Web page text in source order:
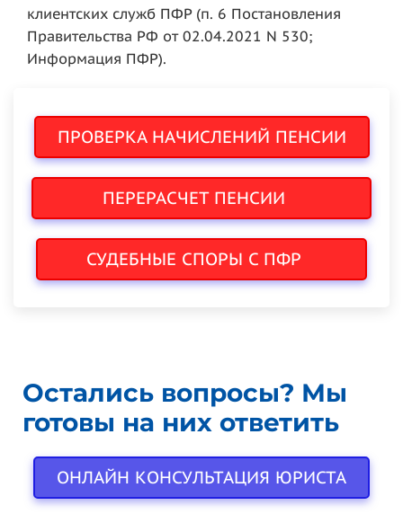
клиентских служб ПФР (п. 6 Постановления
Правительства РФ от 02.04.2021 N 530;
Информация ПФР).
ПРОВЕРКА НАЧИСЛЕНИЙ ПЕНСИИ
ПЕРЕРАСЧЕТ ПЕНСИИ
СУДЕБНЫЕ СПОРЫ С ПФР
Остались вопросы? Мы
готовы на них ответить
ОНЛАЙН КОНСУЛЬТАЦИЯ ЮРИСТА